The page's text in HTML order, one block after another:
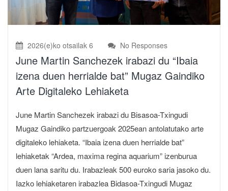
2026(e)ko otsailak 6 No Responses
June Martin Sanchezek irabazi du “Ibaia
izena duen herrialde bat” Mugaz Gaindiko
Arte Digitaleko Lehiaketa
June Martin Sanchezek irabazi du Bisasoa-Txingudi
Mugaz Gaindiko partzuergoak 2025ean antolatutako arte
digitaleko lehiaketa. “Ibaia izena duen herrialde bat”
lehiaketak “Ardea, maxima regina aquarium” izenburua
duen lana saritu du. Irabazleak 500 euroko saria jasoko du.
Iazko lehiaketaren irabazlea Bidasoa-Txingudi Mugaz